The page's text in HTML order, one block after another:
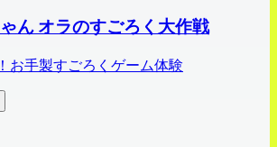
ん オラのすごろく大作戦
お手製すごろくゲーム体験